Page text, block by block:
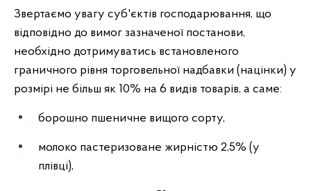
Звертаємо увагу суб'єктів господарювання, що
відповідно до вимог зазначеної постанови,
необхідно дотримуватись встановленого
граничного рівня торговельної надбавки (націнки) у
розмірі не більш як 10% на 6 видів товарів, а саме:
борошно пшеничне вищого сорту,
молоко пастеризоване жирністю 2,5% (у
плівці),